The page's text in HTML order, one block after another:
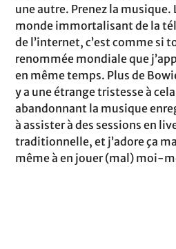
une autre. Prenez la musique.
monde immortalisant de la
de l’internet, c’est comme si
renommée mondiale que
en même temps. Plus de
y a une étrange tristesse à
abandonnant la musique
à assister à des sessions en
traditionnelle, et j’adore ça
même à en jouer (mal) moi-